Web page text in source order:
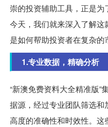
崇的投资辅助工具，正是为
今天，我们就来深入了解
是如何帮助投资者在复杂的
1.专业数据，精确分析
“新澳免费资料大全精准版”
据源，经过专业团队筛选
高度的准确性和时效性。